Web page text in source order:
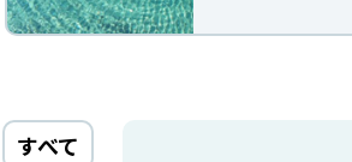
すべて